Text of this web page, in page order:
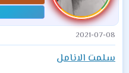
ا
ت
:
2021-07-08
سلمت الانامل